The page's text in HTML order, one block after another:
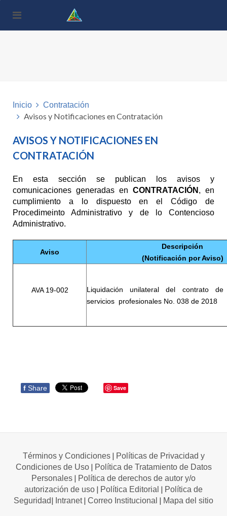
este
Inicio Contratación
Avisos y Notificaciones en Contratación
AVISOS Y NOTIFICACIONES EN
CONTRATACIÓN
En esta sección se publican los avisos y
comunicaciones generadas en CONTRATACIÓN , en
cumplimiento a lo dispuesto en el Código de
Procedimeinto Administrativo y de lo Contencioso
Administrativo.
Aviso
Descripción
(Notificación por Aviso)
AVA 19-002
Liquidación unilateral del contrato
servicios profesionales No. 038 de 2018
f Share Save
Términos y Condiciones| Políticas de Privacidad y
Condiciones de Uso| Política de Tratamiento de Datos
Personales | Política de derechos de autor y/o
autorización de uso | Política Editorial | Política de
Seguridad| Intranet| Correo Institucional | Mapa del sitio